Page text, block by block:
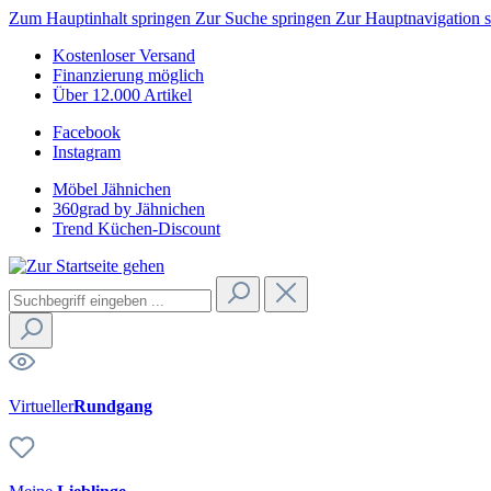
Zum Hauptinhalt springen Zur Suche springen Zur Hauptnavigation
Kostenloser Versand
Finanzierung möglich
Über 12.000 Artikel
Facebook
Instagram
Möbel Jähnichen
360grad by Jähnichen
Trend Küchen-Discount
VirtuellerRundgang